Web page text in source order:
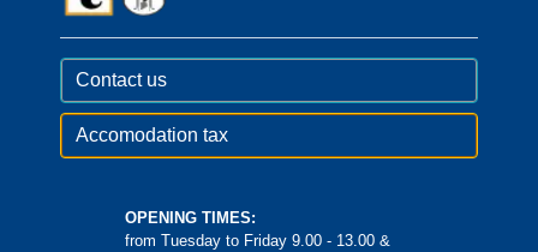
Contact us
Accomodation tax
OPENING TIMES:
from Tuesday to Friday 9.00 - 13.00 &